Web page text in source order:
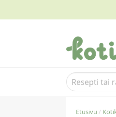
Etusivu /